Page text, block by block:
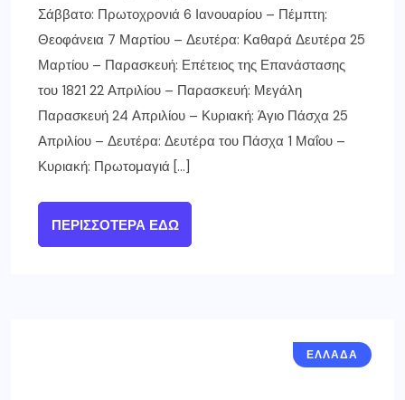
Σάββατο: Πρωτοχρονιά 6 Ιανουαρίου – Πέμπτη:
Θεοφάνεια 7 Μαρτίου – Δευτέρα: Καθαρά Δευτέρα 25
Μαρτίου – Παρασκευή: Επέτειος της Επανάστασης
του 1821 22 Απριλίου – Παρασκευή: Μεγάλη
Παρασκευή 24 Απριλίου – Κυριακή: Άγιο Πάσχα 25
Απριλίου – Δευτέρα: Δευτέρα του Πάσχα 1 Μαΐου –
Κυριακή: Πρωτομαγιά […]
ΠΕΡΙΣΣΌΤΕΡΑ ΕΔΏ
ΕΛΛΑΔΑ